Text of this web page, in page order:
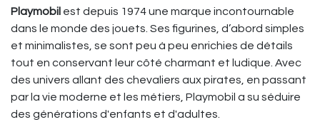
Playmobil est depuis 1974 une marque incontournable
dans le monde des jouets. Ses figurines, d’abord simples
et minimalistes, se sont peu à peu enrichies de détails
tout en conservant leur côté charmant et ludique. Avec
des univers allant des chevaliers aux pirates, en passant
par la vie moderne et les métiers, Playmobil a su séduire
des générations d'enfants et d'adultes.